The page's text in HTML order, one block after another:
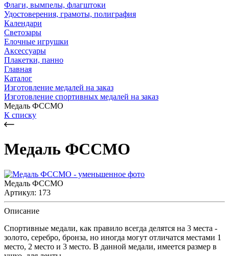
Флаги, вымпелы, флагштоки
Удостоверения, грамоты, полиграфия
Календари
Светозары
Елочные игрушки
Аксессуары
Плакетки, панно
Главная
Каталог
Изготовление медалей на заказ
Изготовление спортивных медалей на заказ
Медаль ФССМО
К списку
Медаль ФССМО
Медаль ФССМО
Артикул: 173
Описание
Спортивные медали, как правило всегда делятся на 3 места -
золото, серебро, бронза, но иногда могут отличатся местами 1
место, 2 место и 3 место. В данной медали, имеется размер в